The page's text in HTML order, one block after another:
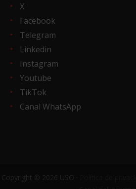
X
Facebook
Telegram
Linkedin
Instagram
Youtube
TikTok
Canal WhatsApp
Copyright © 2026 USO ·